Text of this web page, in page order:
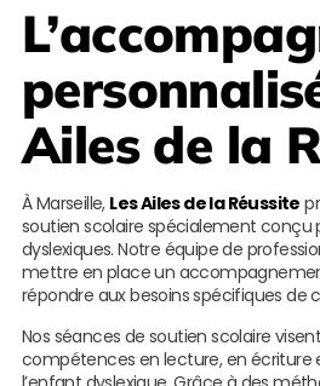
Ailes de la
À Marseille, Les Ailes de la Réussite
soutien scolaire spécialement conçu
dyslexiques. Notre équipe de
mettre en place un
répondre aux besoins spécifiques de
Nos séances de soutien scolaire
compétences en lecture, en écriture